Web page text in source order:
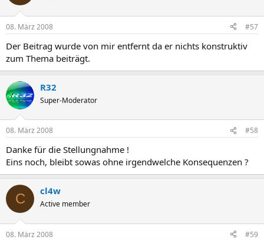
08. März 2008 #57
Der Beitrag wurde von mir entfernt da er nichts konstruktiv
zum Thema beiträgt.
R32
Super-Moderator
08. März 2008 #58
Danke für die Stellungnahme !
Eins noch, bleibt sowas ohne irgendwelche Konsequenzen ?
C cl4w
Active member
08. März 2008 #59